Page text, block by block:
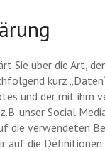
Sie über die Art,
kurz
und der mit ihm
unser Social
die verwendeten
auf die